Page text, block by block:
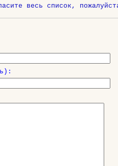
весь список,